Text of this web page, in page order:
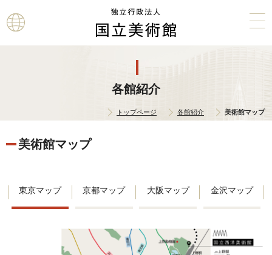
本文へ
各館紹介
トップページ 各館紹介 美術館マップ
美術館マップ
東京マップ 京都マップ 大阪マップ 金沢マップ